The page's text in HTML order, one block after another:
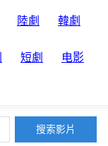
陸劇 韓劇
短劇 电影